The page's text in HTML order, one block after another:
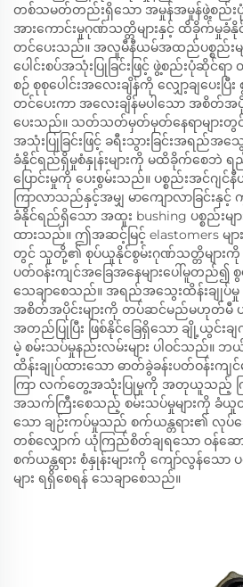
တစ်သမတ်တည်းရှိသော အမှုန်အမှုန်ဖွဲ့စည်းပုံကို
အားကောင်းမှုဂုဏ်သတ္တိများနှင့် ထိခိုက်မှု
တင်ပေးသည်။ အလူမီနီယမ်အထည်ပစ္စည်းမျ
ပေါင်းစပ်အသုံးပြုခြင်းဖြင့် ဖွဲ့စည်းပုံဆိုင်
စဉ် စုစုပေါင်းအလေးချိန်ကို လျှော့ချပေးပ
တင်ပေးကာ အလေးချိန်မပါသော အစိတ်အပိုင်
ပေးသည်။ သတ်သတ်မှတ်မှတ်နေရာများတွင် ပေ
အသုံးပြုခြင်းဖြင့် ခရီးသွားခြင်းအရည်အသွေ
ခံနိုင်ရည်ရှိမှုစံနှုန်းများကို မထိခိုက်စေဘဲ ရ
ပြောင်းမှုကို ပေးစွမ်းသည်။ ပစ္စည်းအင်ဂ
ကြာလာသည်နှင့်အမျှ မာကျောလာခြင်းနှင့်
ခံနိုင်ရည်ရှိသော အထူး bushing ပစ္စည်း
ထားသည်။ ဤအဆင့်မြင့် elastomers မျ
တွင် သူတို့၏ စုပ်ယူနိုင်စွမ်းဂုဏ်သတ္တိများကို ထိ
ပတ်ဝန်းကျင်အခြေအနေများပေါ်မူတည်
သေချာစေသည်။ အရည်အသွေးထိန်းချုပ်မှု
အစိတ်အပိုင်းများကို တပ်ဆင်မည်မဟုတ်မီ ပ
အတည်ပြုပြီး ဖြစ်နိုင်ခြေရှိသော ချို့ယွင်းခ
မဲ့ စမ်းသပ်မှုနည်းလမ်းများ ပါဝင်သည်
ထိန်းချုပ်ထားသော ဓာတ်ခွဲခန်းပတ်ဝန်းကျင်မ
ကြာ လက်တွေ့အသုံးပြုမှုကို အတုယူသည့် ကြီး
အသက်ကြီးစေသည့် စမ်းသပ်မှုများကို ခံ
သော ချဉ်းကပ်မှုသည် စက်ယန္တရား၏ လု
တစ်လျှောက် ယုံကြည်စိတ်ချရသော ဝန်ဆောင်
စက်ယန္တရား စံနှုန်းများကို ကျော်လွန်သော
များ ရရှိစေရန် သေချာစေသည်။